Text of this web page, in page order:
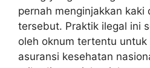
pernah menginjakkan kaki
tersebut. Praktik ilegal ini
oleh oknum tertentu untuk
asuransi kesehatan